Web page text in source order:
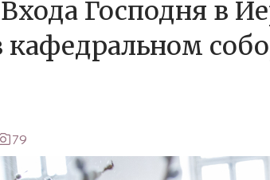
Господня в
79